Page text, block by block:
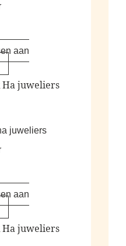
aan
juweliers
aan